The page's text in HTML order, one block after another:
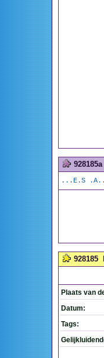
928185a
...E.S
928185
Plaats van
Datum:
Tags: